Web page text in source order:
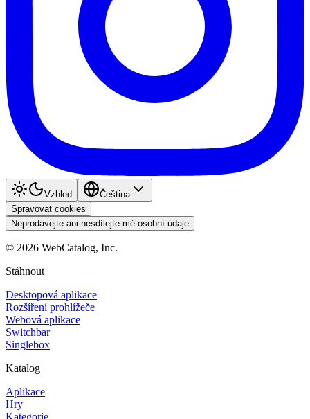
Vzhled
Čeština
Spravovat cookies
Neprodávejte ani nesdílejte mé osobní údaje
© 2026 WebCatalog, Inc.
Stáhnout
Desktopová aplikace
Rozšíření prohlížeče
Webová aplikace
Switchbar
Singlebox
Katalog
Aplikace
Hry
Kategorie